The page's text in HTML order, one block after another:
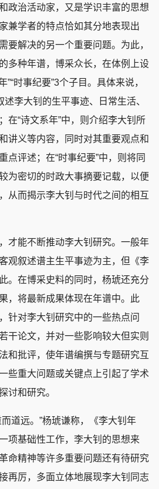
政治活动家，又是学识丰富的思想
兼学者的特点恰如其分地表现出
要解决的另一个重要问题。为此，
多种年谱，博采众长，在体例上设
”“时事纪要”3个子目。具体来说，
述李大钊的生平事迹、日常生活、
在“诗文系年”中，则介绍李大钊所
讲义等内容，同时对其重要观点和
点评述；在“时事纪要”中，则将同
为密切的时政大事摘要记载，以便
从而揭示李大钊与时代之间的相互
能不断推动李大钊研究。一般年
观叙述谱主生平事迹为主，但《李
。在博采史料的同时，杨琥还充分
，将最新成果体现在年谱中。此
针对李大钊研究中的一些热点问
干论文，并对一些影响较大但实则
和批评，使年谱编撰与专题研究互
些重大问题或关键点上引起了学术
讨和研究。
远。”杨琥谦称，《李大钊年
项基础性工作，李大钊的思想来
命精神等许多重要问题还有待研究
再厉，多面立体地展现李大钊同志